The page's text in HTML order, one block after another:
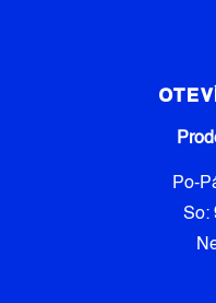
Po-
So: